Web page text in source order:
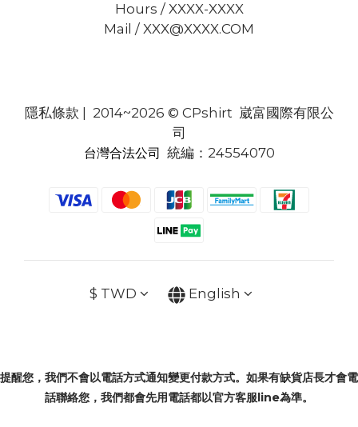
Hours / XXXX-XXXX
Mail / XXX@XXXX.COM
隱私條款 | 2014~2026 © CPshirt 崴富國際有限公
司
台灣合法公司 統編：24554070
$ TWD English
提醒您，我們不會以電話方式通知變更付款方式。如果有缺貨店長才會電
話聯絡您，我們都會先用電話都以官方客服line為準。